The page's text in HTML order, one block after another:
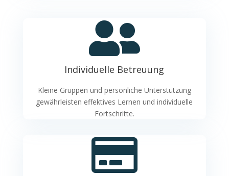

Individuelle Betreuung
Kleine Gruppen und persönliche Unterstützung
gewährleisten effektives Lernen und individuelle
Fortschritte.
